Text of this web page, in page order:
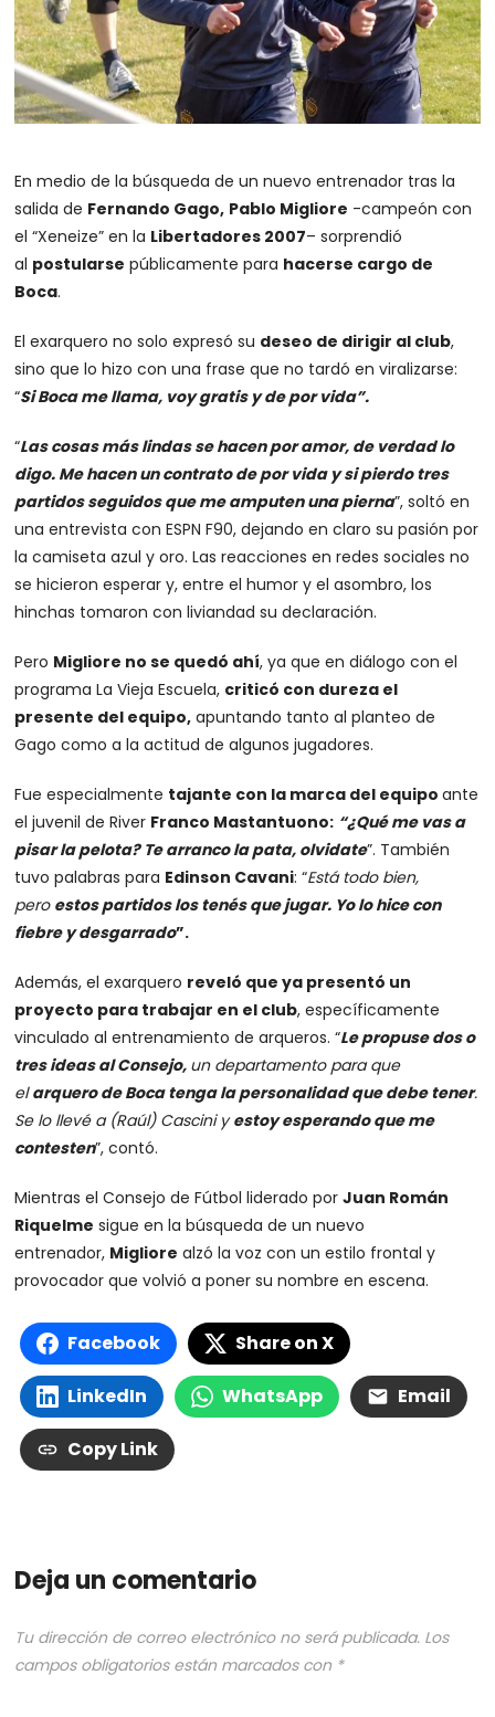
En medio de la búsqueda de un nuevo entrenador tras la
salida de Fernando Gago, Pablo Migliore -campeón con
el “Xeneize” en la Libertadores 2007– sorprendió
al postularse públicamente para hacerse cargo de
Boca.
El exarquero no solo expresó su deseo de dirigir al club,
sino que lo hizo con una frase que no tardó en viralizarse:
“Si Boca me llama, voy gratis y de por vida”.
“Las cosas más lindas se hacen por amor, de verdad lo
digo. Me hacen un contrato de por vida y si pierdo tres
partidos seguidos que me amputen una pierna”, soltó en
una entrevista con ESPN F90, dejando en claro su pasión por
la camiseta azul y oro. Las reacciones en redes sociales no
se hicieron esperar y, entre el humor y el asombro, los
hinchas tomaron con liviandad su declaración.
Pero Migliore no se quedó ahí, ya que en diálogo con el
programa La Vieja Escuela, criticó con dureza el
presente del equipo, apuntando tanto al planteo de
Gago como a la actitud de algunos jugadores.
Fue especialmente tajante con la marca del equipoante
el juvenil de River Franco Mastantuono: “¿Qué me vas a
pisar la pelota? Te arranco la pata, olvidate”. También
tuvo palabras para Edinson Cavani: “Está todo bien,
pero estos partidos los tenés que jugar. Yo lo hice con
fiebre y desgarrado”.
Además, el exarquero reveló que ya presentó un
proyecto para trabajar en el club, específicamente
vinculado al entrenamiento de arqueros. “Le propuse dos o
tres ideas al Consejo, un departamento para que
elarquero de Boca tenga la personalidad que debe tener.
Se lo llevé a (Raúl) Cascini yestoy esperando que me
contesten”, contó.
Mientras el Consejo de Fútbol liderado porJuan Román
Riquelme sigue en la búsqueda de un nuevo
entrenador, Migliore alzó la voz con un estilo frontal y
provocador que volvió a poner su nombre en escena.
Facebook Share on X
LinkedIn WhatsApp Email
Copy Link
Deja un comentario
Tu dirección de correo electrónico no será publicada. Los
campos obligatorios están marcados con *